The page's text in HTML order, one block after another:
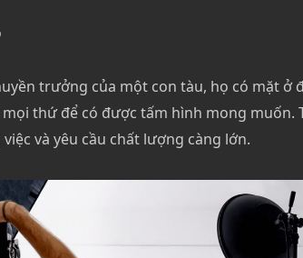
trưởng của một con tàu, họ có mặt ở
thứ để có được tấm hình mong muốn.
và yêu cầu chất lượng càng lớn.